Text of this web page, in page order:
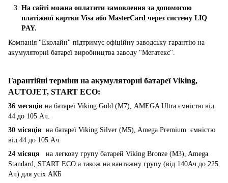
На сайті можна оплатити замовлення за допомогою
платіжної картки Visa або MasterCard через систему LIQ
PAY.
Компанія "Еколайн" підтримує офіційну заводську гарантію на
акумуляторні батареї виробництва заводу "Мегатекс".
Гарантійні терміни на акумуляторні батареї Viking,
AUTOJET, START ECO:
36 месяців на батареї Viking Gold (M7), AMEGA Ultra ємністю від
44 до 105 Ач.
30 місяців на батареї Viking Silver (M5), Amega Premium ємністю
від 44 до 105 Ач.
24 місяця на легкову групу батарей Viking Bronze (M3), Amega
Standard, START ECO а також на вантажну групу (від 140Ач до 225
Ач) для усіх АКБ